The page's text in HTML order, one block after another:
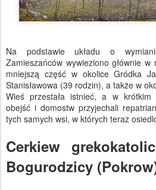
Na podstawie układu o
Zamieszańców wywieziono głównie
mniejszą część w okolice Gródka
Stanisławowa (39 rodzin), a także w
Wieś przestała istnieć, a w krótkim
obejść i domostw przyjechali
tych samych wsi, w których teraz
Cerkiew
Bogurodzicy